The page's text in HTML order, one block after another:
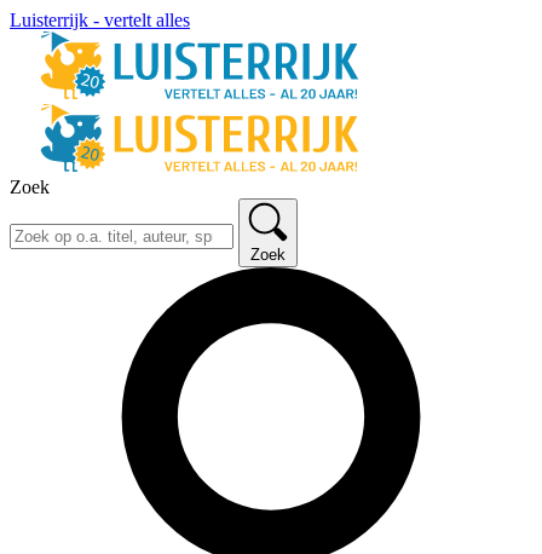
Luisterrijk - vertelt alles
Zoek
Zoek